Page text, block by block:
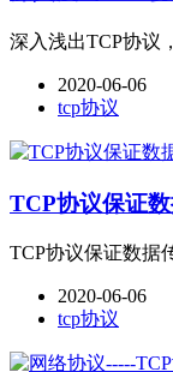
深入浅出TCP协议
2020-06-06
tcp协议
TCP协议保证
TCP协议保证数据
2020-06-06
tcp协议